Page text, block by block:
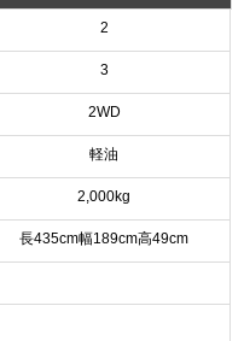
2
3
2WD
軽油
2,000kg
長435cm幅189cm高49cm